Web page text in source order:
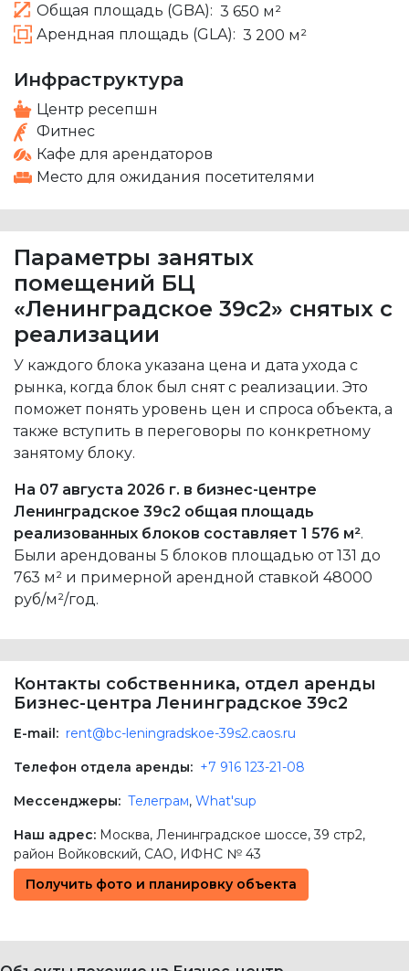
Общая площадь (GBA): 3 650 м²
Арендная площадь (GLA): 3 200 м²
Инфраструктура
Центр ресепшн
Фитнес
Кафе для арендаторов
Место для ожидания посетителями
Параметры занятых
помещений БЦ
«Ленинградское 39с2» снятых с
реализации
У каждого блока указана цена и дата ухода с
рынка, когда блок был снят с реализации. Это
поможет понять уровень цен и спроса объекта, а
также вступить в переговоры по конкретному
занятому блоку.
На 07 августа 2026 г. в бизнес-центре
Ленинградское 39с2 общая площадь
реализованных блоков составляет 1 576 м².
Были арендованы 5 блоков площадью от 131 до
763 м² и примерной арендной ставкой 48000
руб/м²/год.
Контакты собственника, отдел аренды
Бизнес-центра Ленинградское 39с2
E-mail: rent@bc-leningradskoe-39s2.caos.ru
Телефон отдела аренды: +7 916 123-21-08
Мессенджеры: Телеграм, What'sup
Наш адрес: Москва, Ленинградское шоссе, 39 стр2,
район Войковский, САО, ИФНС № 43
Получить фото и планировку объекта